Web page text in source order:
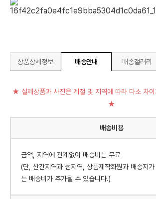
상품상세정보 배송안내 배송갤러리
★ 실제상품과 사진은 계절 및 지역에 따라 다소 차
★
배송비용
금액, 지역에 관계없이 배송비는 무료
(단, 산간지역과 섬지역, 상품제작화원과 배송지
는 배송비가 추가될 수 있습니다.)